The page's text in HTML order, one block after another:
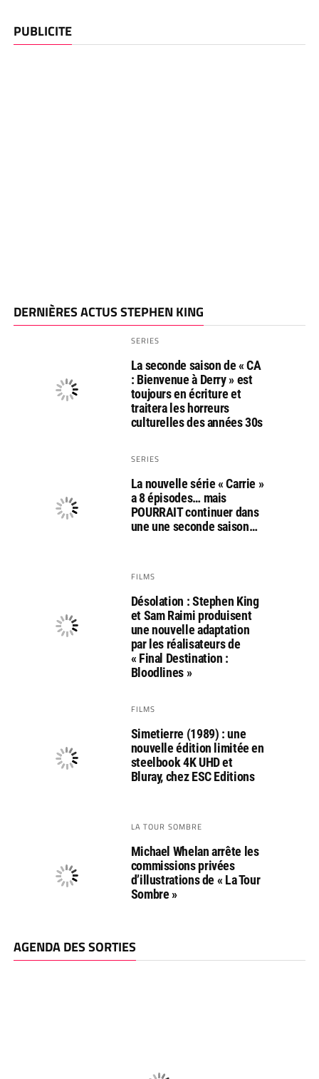
PUBLICITE
DERNIÈRES ACTUS STEPHEN KING
SERIES
La seconde saison de « CA
: Bienvenue à Derry » est
toujours en écriture et
traitera les horreurs
culturelles des années 30s
SERIES
La nouvelle série « Carrie »
a 8 épisodes… mais
POURRAIT continuer dans
une une seconde saison…
FILMS
Désolation : Stephen King
et Sam Raimi produisent
une nouvelle adaptation
par les réalisateurs de
« Final Destination :
Bloodlines »
FILMS
Simetierre (1989) : une
nouvelle édition limitée en
steelbook 4K UHD et
Bluray, chez ESC Editions
LA TOUR SOMBRE
Michael Whelan arrête les
commissions privées
d’illustrations de « La Tour
Sombre »
AGENDA DES SORTIES